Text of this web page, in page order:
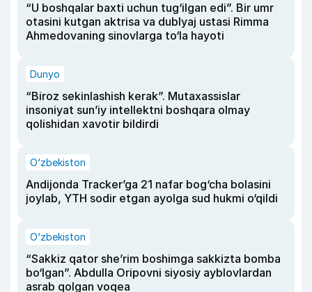
“U boshqalar baxti uchun tug‘ilgan edi”. Bir umr
otasini kutgan aktrisa va dublyaj ustasi Rimma
Ahmedovaning sinovlarga to‘la hayoti
Dunyo
“Biroz sekinlashish kerak”. Mutaxassislar
insoniyat sun’iy intellektni boshqara olmay
qolishidan xavotir bildirdi
O‘zbekiston
Andijonda Tracker’ga 21 nafar bog‘cha bolasini
joylab, YTH sodir etgan ayolga sud hukmi o‘qildi
O‘zbekiston
“Sakkiz qator she’rim boshimga sakkizta bomba
bo‘lgan”. Abdulla Oripovni siyosiy ayblovlardan
asrab qolgan voqea